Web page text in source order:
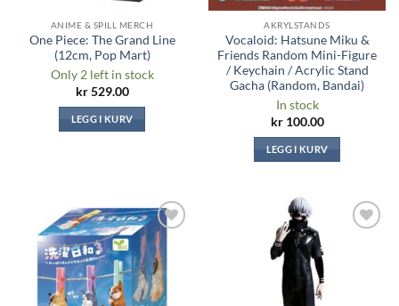
ANIME & SPILL MERCH
One Piece: The Grand Line
(12cm, Pop Mart)
Only 2 left in stock
kr529.00
LEGG I KURV
AKRYLSTANDS
Vocaloid: Hatsune Miku &
Friends Random Mini-Figure
/ Keychain / Acrylic Stand
Gacha (Random, Bandai)
In stock
kr100.00
LEGG I KURV
Legg til i
ønskeliste